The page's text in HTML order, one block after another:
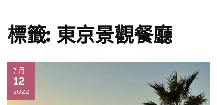
標籤: 東京景觀餐廳
7 月
12
2022